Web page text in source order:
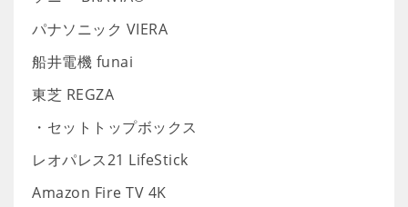
パナソニック VIERA
船井電機 funai
東芝 REGZA
・セットトップボックス
レオパレス21 LifeStick
Amazon Fire TV 4K